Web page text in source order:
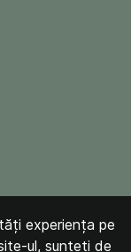
experiența pe
ul, sunteți de